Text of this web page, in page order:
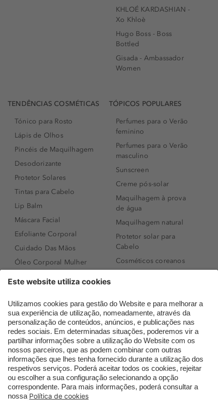
KHLOÉ KARDASHIAN -
Xo Khloè
Hugo Boss - Boss
Bottled
Gisada - Ambassador
Women
TENDÊNCIAS COSMÉTICAS
Tónico para Rosto
Lápis de Olhos
Pincéis de Maquilhagem
Desodorizante
Protetor Solares
Tintas para Cabelo
Lip Balm
Máscara Facial
Esfoliante Corporal
Cuidado Das Mãos
Óleo Corporal Mulher
Sérum de Rosto
Body mist & Spray
corporal
Produtos para Cabelo
Homem
Espuma de Limpeza
Facial
Dermocosmética
TÓPICOS POPULARES
Perfumes para o Verão
feminino
Perfumes para o Verão
masculino
Sunscreen
Creme pós-solar
Maquilhagem à prova
de água
Maquilhagem natural
Protetor solar para
Cabelo
Cosméticos coreanos
Perfumes árabes
Novidades
Melhores Perfumes
Femininos
TOP 10: Perfumes
Masculinos
Pestanas Postiças
Creme Rosto Homem